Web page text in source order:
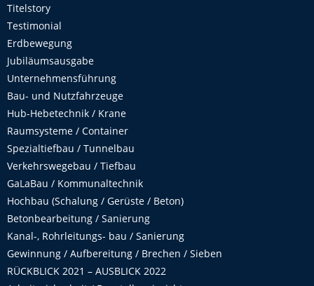
Titelstory
Testimonial
Erdbewegung
Jubiläumsausgabe
Unternehmensführung
Bau- und Nutzfahrzeuge
Hub-Hebetechnik / Krane
Raumsysteme / Container
Spezialtiefbau / Tunnelbau
Verkehrswegebau / Tiefbau
GaLaBau / Kommunaltechnik
Hochbau (Schalung / Gerüste / Beton)
Betonbearbeitung / Sanierung
Kanal-, Rohrleitungs- bau / Sanierung
Gewinnung / Aufbereitung / Brechen / Sieben
RÜCKBLICK 2021 – AUSBLICK 2022